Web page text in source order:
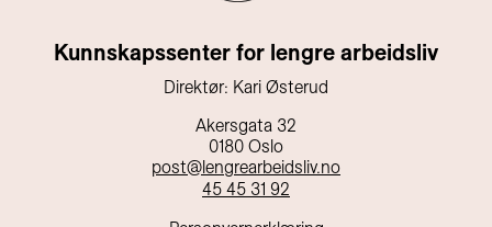
Kunnskapssenter for lengre arbeidsliv
Direktør: Kari Østerud
Akersgata 32
0180 Oslo
post@lengrearbeidsliv.no
45 45 31 92